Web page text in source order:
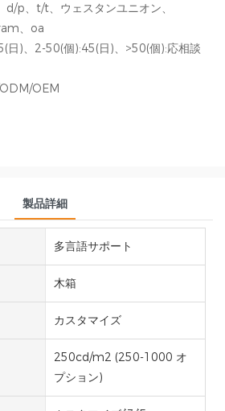
d/p、t/t、ウェスタンユニオン、
、oa
日)、2-50(個):45(日)、>50(個):応相談
OEM
製品詳細
多言語サポート
木箱
カスタマイズ
250cd/m2 (250-1000 オ
プション)